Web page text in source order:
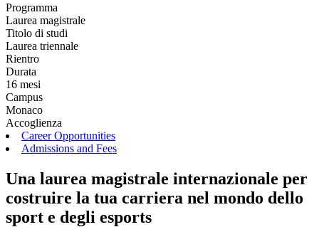
Programma
Laurea magistrale
Titolo di studi
Laurea triennale
Rientro
Durata
16 mesi
Campus
Monaco
Accoglienza
Career Opportunities
Admissions and Fees
Una laurea magistrale internazionale per
costruire la tua carriera nel mondo dello
sport e degli esports